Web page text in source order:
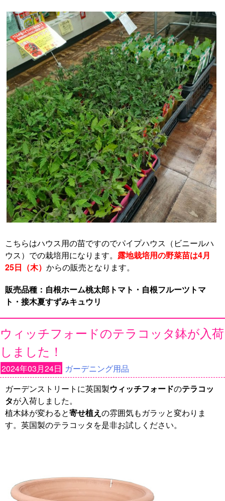
こちらはハウス用の苗ですのでパイプハウス（ビニールハ
ウス）での栽培用になります。 露地栽培用の野菜苗は4月
25日（木） からの販売となります。
販売品種：自根ホーム桃太郎トマト・自根フルーツトマ
ト・接木夏すずみキュウリ
ウィッチフォードのテラコッタ鉢が入荷
しました！
2024年03月24日 ガーデニング用品
ガーデンストリートに英国製ウィッチフォードのテラコッ
タが入荷しました。
植木鉢が変わると寄せ植えの雰囲気もガラッと変わりま
す。英国製のテラコッタを是非お試しください。